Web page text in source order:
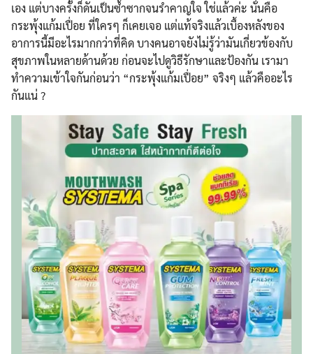
เอง แต่บางครั้งก็ดันเป็นซ้ำซากจนรำคาญใจ ใช่แล้วค่ะ นั่นคือ
กระพุ้งแก้มเปื่อย ที่ใครๆ ก็เคยเจอ แต่แท้จริงแล้วเบื้องหลังของ
อาการนี้มีอะไรมากกว่าที่คิด บางคนอาจยังไม่รู้ว่ามันเกี่ยวข้องกับ
สุขภาพในหลายด้านด้วย ก่อนจะไปดูวิธีรักษาและป้องกัน เรามา
ทำความเข้าใจกันก่อนว่า “กระพุ้งแก้มเปื่อย” จริงๆ แล้วคืออะไร
กันแน่ ?